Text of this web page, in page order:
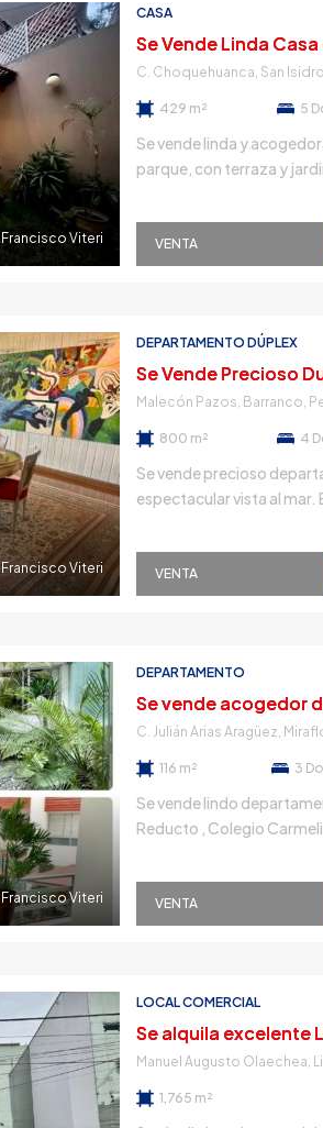
Francisco Viteri
CASA
C. Choquehuanca, San
429 m² 5
Se vende linda y
parque, con terraza y
dormitorios de muy buen
estar Amplia cocina con
VENTA
Francisco Viteri
DEPARTAMENTO DÚPLEX
Malecón Pazos, Barranco,
800 m² 4
Se vende precioso
espectacular vista al
CARACTERISITCAS:
igualmente con linda
VENTA
Francisco Viteri
DEPARTAMENTO
C. Julián Arias Aragüez,
116 m² 3
Se vende lindo
Reducto , Colegio
vista privilegiada hacia
plantas decorativas que
CARACTERISITICAS
VENTA
LOCAL COMERCIAL
Manuel Augusto Olaechea,
1,765 m²